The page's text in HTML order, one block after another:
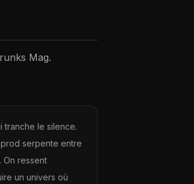
Mag.
tranche le silence.
serpente entre
On ressent
un univers où